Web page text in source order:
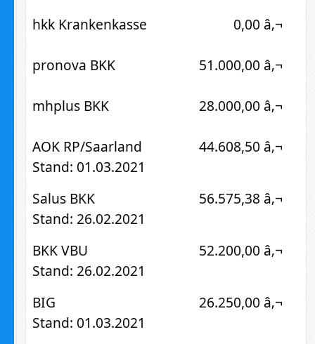
hkk Krankenkasse 0,00 â‚¬
pronova BKK 51.000,00 â‚¬
mhplus BKK 28.000,00 â‚¬
AOK RP/Saarland
44.608,50 â‚¬
Stand: 01.03.2021
Salus BKK
56.575,38 â‚¬
Stand: 26.02.2021
BKK VBU
52.200,00 â‚¬
Stand: 26.02.2021
BIG
26.250,00 â‚¬
Stand: 01.03.2021